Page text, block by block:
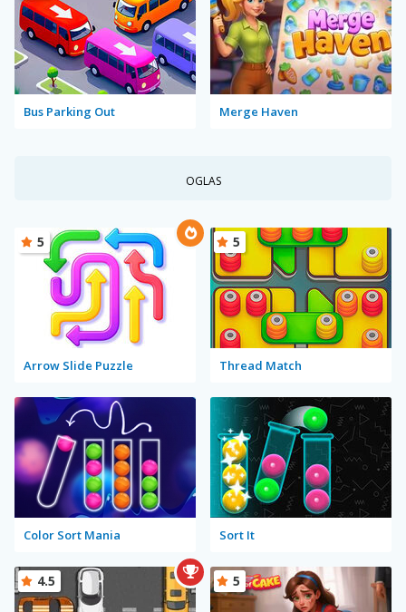
Bus Parking Out Merge Haven
OGLAS
Arrow Slide Puzzle
5
Thread Match
5
Color Sort Mania Sort It
4.5 5